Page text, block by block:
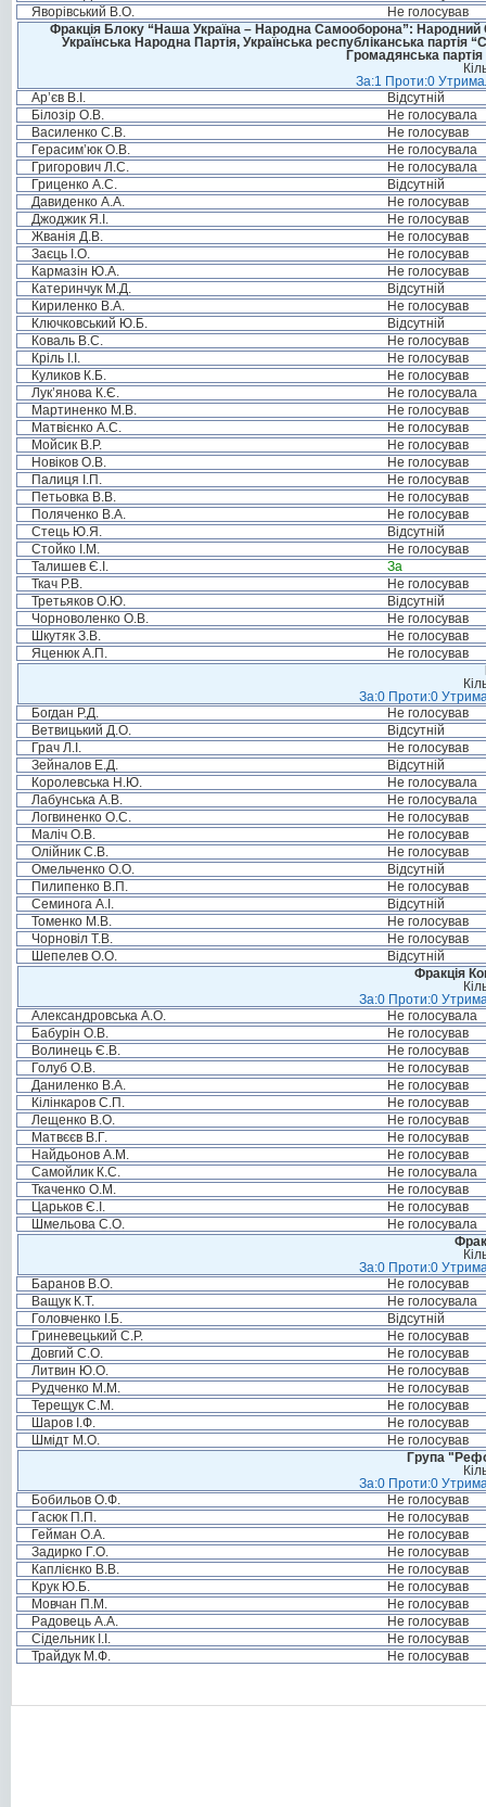
Яворівський В.О.
Не голосував
Фракція Блоку “Наша Україна – Народна Самооборона”: Народний
Українська Народна Партія, Українська республіканська
Громадянська
За:1 Проти:0
Ар’єв В.І.
Відсутній
Білозір О.В.
Не голосувала
Василенко С.В.
Не голосував
Герасим’юк О.В.
Не голосувала
Григорович Л.С.
Не голосувала
Гриценко А.С.
Відсутній
Давиденко А.А.
Не голосував
Джоджик Я.І.
Не голосував
Жванія Д.В.
Не голосував
Заєць І.О.
Не голосував
Кармазін Ю.А.
Не голосував
Катеринчук М.Д.
Відсутній
Кириленко В.А.
Не голосував
Ключковський Ю.Б.
Відсутній
Коваль В.С.
Не голосував
Кріль І.І.
Не голосував
Куликов К.Б.
Не голосував
Лук’янова К.Є.
Не голосувала
Мартиненко М.В.
Не голосував
Матвієнко А.С.
Не голосував
Мойсик В.Р.
Не голосував
Новіков О.В.
Не голосував
Палиця І.П.
Не голосував
Петьовка В.В.
Не голосував
Поляченко В.А.
Не голосував
Стець Ю.Я.
Відсутній
Стойко І.М.
Не голосував
Талишев Є.І.
За
Ткач Р.В.
Не голосував
Третьяков О.Ю.
Відсутній
Чорноволенко О.В.
Не голосував
Шкутяк З.В.
Не голосував
Яценюк А.П.
Не голосував
За:0 Проти:0
Богдан Р.Д.
Не голосував
Ветвицький Д.О.
Відсутній
Грач Л.І.
Не голосував
Зейналов Е.Д.
Відсутній
Королевська Н.Ю.
Не голосувала
Лабунська А.В.
Не голосувала
Логвиненко О.С.
Не голосував
Маліч О.В.
Не голосував
Олійник С.В.
Не голосував
Омельченко О.О.
Відсутній
Пилипенко В.П.
Не голосував
Семинога А.І.
Відсутній
Томенко М.В.
Не голосував
Чорновіл Т.В.
Не голосував
Шепелев О.О.
Відсутній
Фракція
За:0 Проти:0
Александровська А.О.
Не голосувала
Бабурін О.В.
Не голосував
Волинець Є.В.
Не голосував
Голуб О.В.
Не голосував
Даниленко В.А.
Не голосував
Кілінкаров С.П.
Не голосував
Лещенко В.О.
Не голосував
Матвєєв В.Г.
Не голосував
Найдьонов А.М.
Не голосував
Самойлик К.С.
Не голосувала
Ткаченко О.М.
Не голосував
Царьков Є.І.
Не голосував
Шмельова С.О.
Не голосувала
За:0 Проти:0
Баранов В.О.
Не голосував
Ващук К.Т.
Не голосувала
Головченко І.Б.
Відсутній
Гриневецький С.Р.
Не голосував
Довгий С.О.
Не голосував
Литвин Ю.О.
Не голосував
Рудченко М.М.
Не голосував
Терещук С.М.
Не голосував
Шаров І.Ф.
Не голосував
Шмідт М.О.
Не голосував
Група
За:0 Проти:0
Бобильов О.Ф.
Не голосував
Гасюк П.П.
Не голосував
Гейман О.А.
Не голосував
Задирко Г.О.
Не голосував
Каплієнко В.В.
Не голосував
Крук Ю.Б.
Не голосував
Мовчан П.М.
Не голосував
Радовець А.А.
Не голосував
Сідельник І.І.
Не голосував
Трайдук М.Ф.
Не голосував